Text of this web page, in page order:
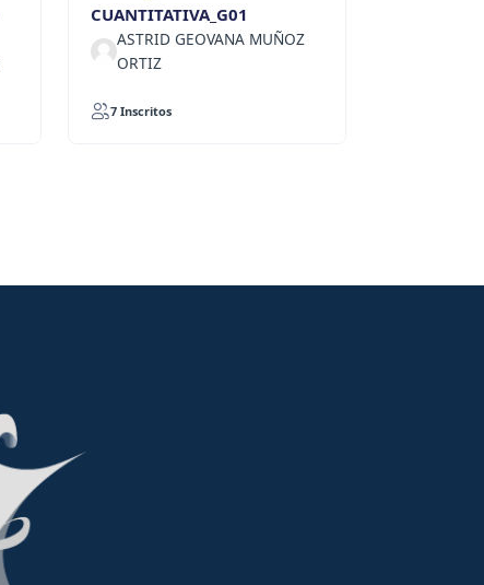
CUANTITATIVA_G01
ASTRID GEOVANA MUÑOZ
ORTIZ
7 Inscritos